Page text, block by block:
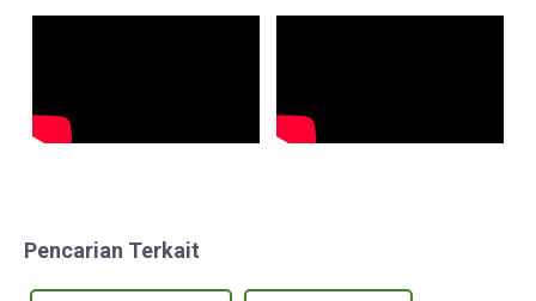
kreativitas dan sedikit D...
Pencarian Terkait